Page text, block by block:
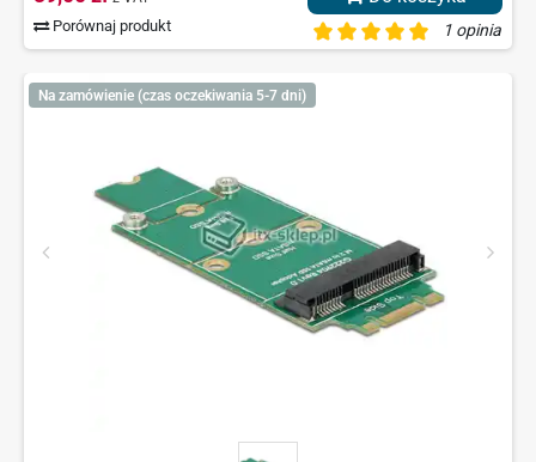
1 opinia
Porównaj produkt
Na zamówienie (czas oczekiwania 5-7 dni)